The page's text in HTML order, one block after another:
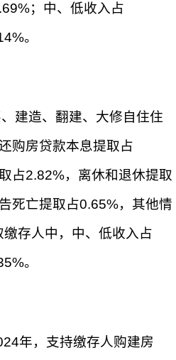
；中、低收入占
。
建造、翻建、大修自住住
购房贷款本息提取占
占2.82%，离休和退休提取
死亡提取占0.65%，其他情
存人中，中、低收入占
。
年，支持缴存人购建房